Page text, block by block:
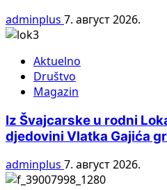
adminplus 7. август 2026.
Aktuelno
Društvo
Magazin
Iz Švajcarske u rodni
djedovini Vlatka Gajića
adminplus 7. август 2026.